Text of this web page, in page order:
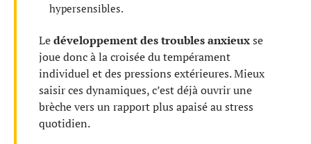
hypersensibles.
Ledéveloppement des troubles anxieuxse
joue donc à la croisée du tempérament
individuel et des pressions extérieures. Mieux
saisir ces dynamiques, c’est déjà ouvrir une
brèche vers un rapport plus apaisé au stress
quotidien.